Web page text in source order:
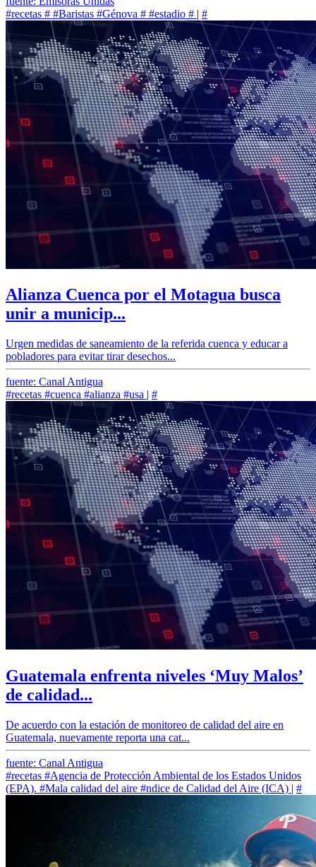
#recetas # #Baristas #Génova # #estadio # | #
Alianza Cuenca por el Motagua busca
unir a municip...
Urgen medidas de saneamiento de la referida cuenca y educar a
pobladores para evitar tirar desechos...
fuente: Canal Antigua
#recetas #cuenca #alianza #usa | #
Guatemala enfrenta niveles ‘Muy Malos’
de calidad...
De acuerdo con la estación de monitoreo de calidad del aire en
Guatemala, nuevamente reporta una cat...
fuente: Canal Antigua
#recetas #Agencia de Protección Ambiental de los Estados Unidos
(EPA). #Mala calidad del aire #ndice de Calidad del Aire (ICA) | #